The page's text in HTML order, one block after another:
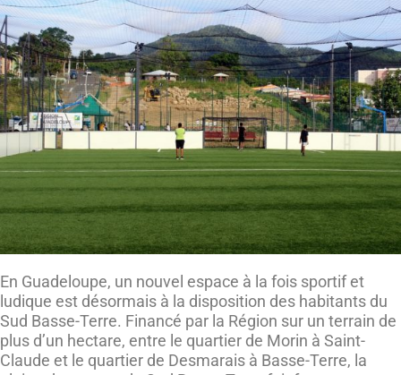
En Guadeloupe, un nouvel espace à la fois sportif et
ludique est désormais à la disposition des habitants du
Sud Basse-Terre. Financé par la Région sur un terrain de
plus d’un hectare, entre le quartier de Morin à Saint-
Claude et le quartier de Desmarais à Basse-Terre, la